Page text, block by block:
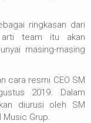
ringkasan dari
team itu akan
masing-masing
cara resmi CEO SM
2019. Dalam
diurusi oleh SM
Grup.